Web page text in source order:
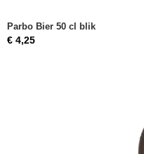
Parbo Bier 50 cl blik
€ 4,25